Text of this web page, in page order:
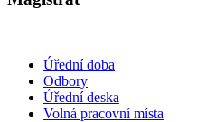
Úřední doba
Odbory
Úřední deska
Volná pracovní místa